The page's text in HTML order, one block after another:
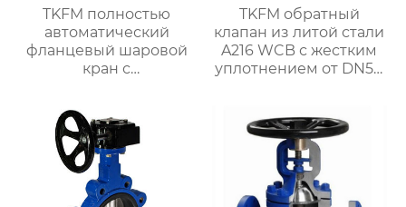
TKFM полностью
автоматический
фланцевый шаровой
кран с
системы
TKFM обратный
клапан из литой стали
A216 WCB с жестким
уплотнением от DN50